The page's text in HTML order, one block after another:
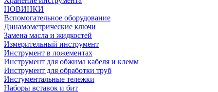
НОВИНКИ
Вспомогательное оборудование
Динамометрические ключи
Замена масла и жидкостей
Измерительный инструмент
Инструмент в ложементах
Инструмент для обжима кабеля и клемм
Инструмент для обработки труб
Инстументальные тележки
Наборы вставок и бит